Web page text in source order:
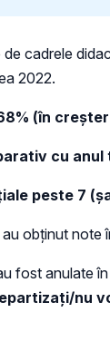
cadrele
2022.
(în
cu
peste 7
obținut note
fost anulate
nu